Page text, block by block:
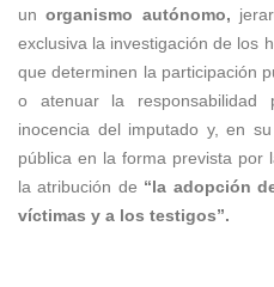
un organismo autónomo,
exclusiva la investigación de los
que determinen la participación
o atenuar la
inocencia del imputado y, en
pública en la forma prevista por
la atribución de “la adopción
víctimas y a los testigos”.